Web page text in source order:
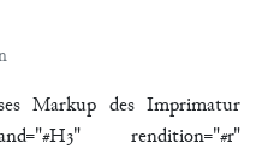
Markup des Imprimatur
rendition="#r"